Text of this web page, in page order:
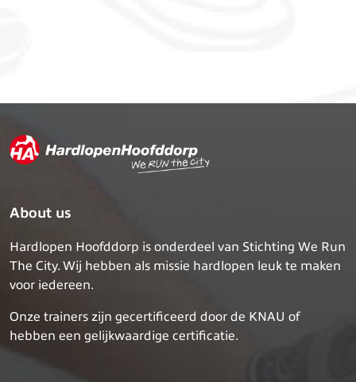
About us
Hardlopen Hoofddorp is onderdeel van Stichting We Run
The City. Wij hebben als missie hardlopen leuk te maken
voor iedereen.
Onze trainers zijn gecertificeerd door de KNAU of
hebben een gelijkwaardige certificatie.